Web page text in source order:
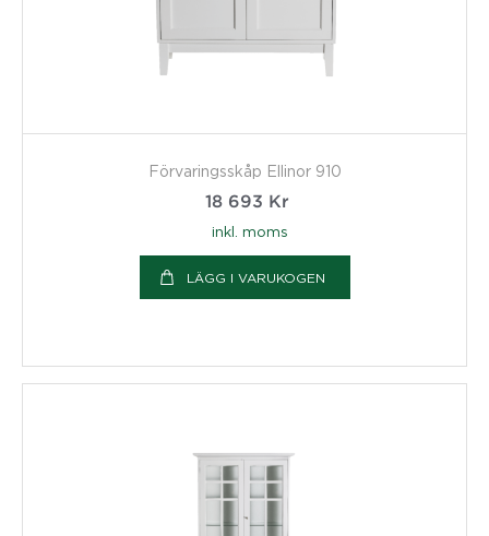
Förvaringsskåp Ellinor 910
18 693 Kr
inkl. moms
LÄGG I VARUKOGEN